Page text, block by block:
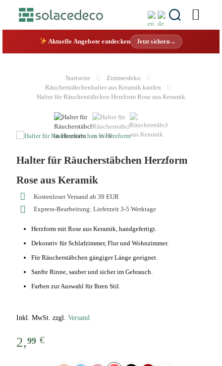
Aktuelle Angebote entdecken Jetzt sichern→
Startseite
Zimmerdeko
Räucherstäbchenhalter aus Keramik kaufen
Halter für Räucherstäbchen Herzform Rose aus Keramik
Halter für Räucherstäbchen Herzform
Rose aus Keramik
Kostenloser Versand ab 39 EUR
Express-Bearbeitung: Lieferzeit 3-5 Werktage
Herzform mit Rose aus Keramik, handgefertigt.
Dekorativ für Schlafzimmer, Flur und Wohnzimmer.
Für Räucherstäbchen gängiger Länge geeignet.
Sanfte Rinne, sauber und sicher im Gebrauch.
Farben zur Auswahl für Ihren Stil.
Inkl. MwSt. zzgl. Versand
2,99 €